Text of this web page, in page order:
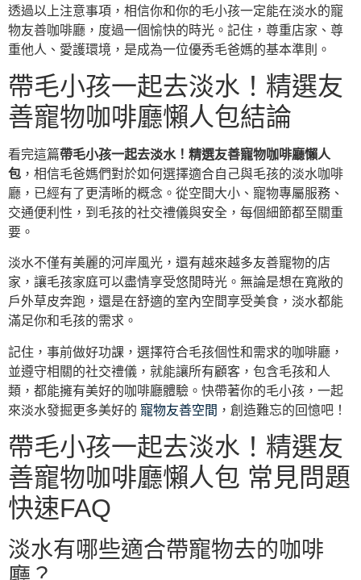
透過以上注意事項，相信你和你的毛小孩一定能在淡水的寵
物友善咖啡廳，度過一個愉快的時光。記住，尊重店家、尊
重他人、愛護環境，是成為一位優秀毛爸媽的基本準則。
帶毛小孩一起去淡水！精選友
善寵物咖啡廳懶人包結論
看完這篇帶毛小孩一起去淡水！精選友善寵物咖啡廳懶人
包 ，相信毛爸媽們對於如何選擇適合自己與毛孩的淡水咖啡
廳，已經有了更清晰的概念。從空間大小、寵物專屬服務、
交通便利性，到毛孩的社交禮儀與安全，每個細節都至關重
要。
淡水不僅有美麗的河岸風光，還有越來越多友善寵物的店
家，讓毛孩家庭可以盡情享受悠閒時光。無論是想在寬敞的
戶外草皮奔跑，還是在舒適的室內空間享受美食，淡水都能
滿足你和毛孩的需求。
記住，事前做好功課，選擇符合毛孩個性和需求的咖啡廳，
並遵守相關的社交禮儀，就能讓所有顧客，包含毛孩和人
類，都能擁有美好的咖啡廳體驗。快帶著你的毛小孩，一起
來淡水發掘更多美好的 寵物友善空間 ，創造難忘的回憶吧！
帶毛小孩一起去淡水！精選友
善寵物咖啡廳懶人包 常見問題
快速FAQ
淡水有哪些適合帶寵物去的咖啡